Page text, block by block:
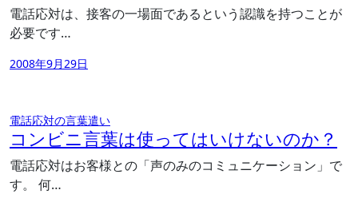
電話応対は、接客の一場面であるという認識を持つことが
必要です…
2008年9月29日
電話応対の言葉遣い
コンビニ言葉は使ってはいけないのか？
電話応対はお客様との「声のみのコミュニケーション」で
す。 何…